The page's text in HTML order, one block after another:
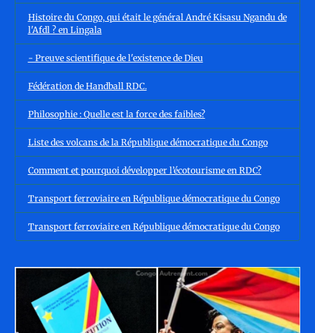
Histoire du Congo, qui était le général André Kisasu Ngandu de
l'Afdl ? en Lingala
- Preuve scientifique de l'existence de Dieu
Fédération de Handball RDC.
Philosophie : Quelle est la force des faibles?
Liste des volcans de la République démocratique du Congo
Comment et pourquoi développer l’écotourisme en RDC?
Transport ferroviaire en République démocratique du Congo
Transport ferroviaire en République démocratique du Congo